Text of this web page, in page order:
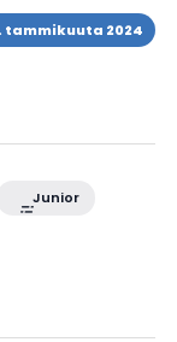
tammikuuta 2024
Junior